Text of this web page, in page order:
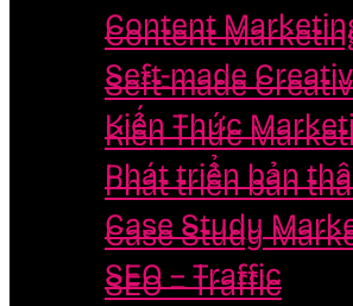
Content
Seft-made
Kiến Thức
Phát triển bản
Case Study
SEO – Traffic
Content
Seft-made
Kiến Thức
Phát triển bản
Case Study
SEO – Traffic